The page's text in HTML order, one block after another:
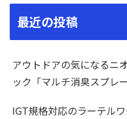
最近の投稿
アウトドアの気になるニ
ック「マルチ消臭スプレ
IGT規格対応のラーテル